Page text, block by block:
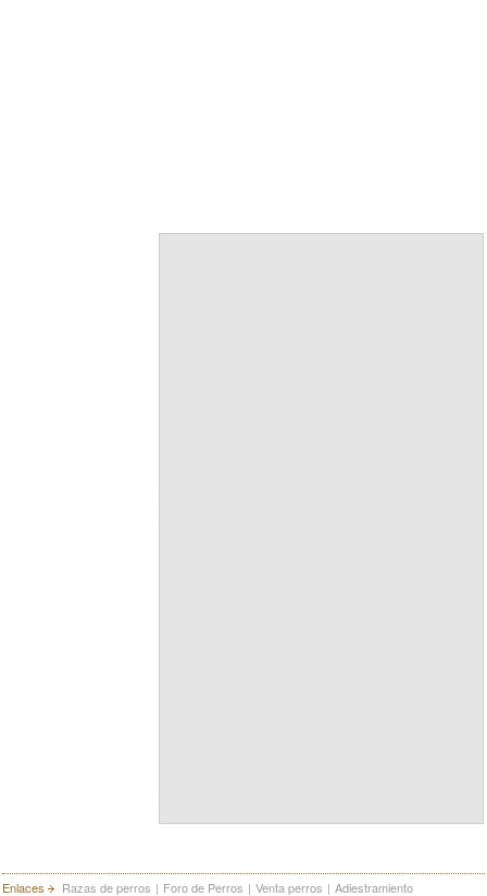
Enlaces Razas de perros | Foro de Perros | Venta perros | Adiestramiento